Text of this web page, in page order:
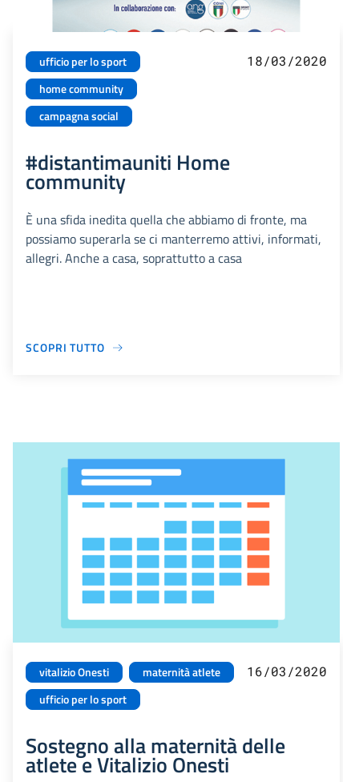
ufficio per lo sport
home community
campagna social
18/03/2020
#distantimauniti Home
community
È una sfida inedita quella che abbiamo di fronte, ma
possiamo superarla se ci manterremo attivi, informati,
allegri. Anche a casa, soprattutto a casa
SCOPRI TUTTO
vitalizio Onesti
maternità atlete
ufficio per lo sport
16/03/2020
Sostegno alla maternità delle
atlete e Vitalizio Onesti